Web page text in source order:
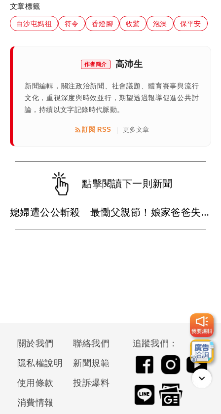
文章標籤
白沙屯媽祖 符令 香燈腳 收驚 泡澡 保平安
作者簡介 高沛生
新聞編輯，關注政治新聞、社會議題、體育賽事與流行
文化，重視深度與時效並行，期望透過報導促進公共討
論，持續以文字記錄時代脈動。
訂閱 RSS 更多文章
點擊閱讀下一則新聞
媳婦遭公公斬殺 最慟父親節！娘家爸爸失眠就奔殯儀館...
關於我們
聯絡我們
隱私權說明
新聞規範
使用條款
投訴爆料
消費情報
追蹤我們：